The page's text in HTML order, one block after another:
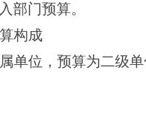
部门预算。
构成
单位 ， 预算为二级